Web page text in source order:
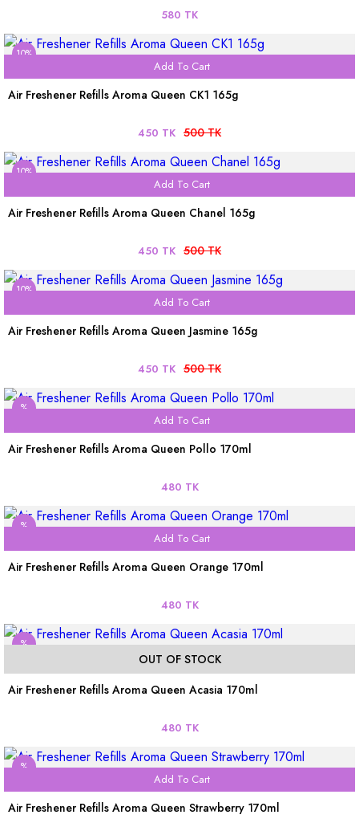
580 TK
10%
Add To Cart
Air Freshener Refills Aroma Queen CK1 165g
450 TK 500 TK
10%
Add To Cart
Air Freshener Refills Aroma Queen Chanel 165g
450 TK 500 TK
10%
Add To Cart
Air Freshener Refills Aroma Queen Jasmine 165g
450 TK 500 TK
%
Add To Cart
Air Freshener Refills Aroma Queen Pollo 170ml
480 TK
%
Add To Cart
Air Freshener Refills Aroma Queen Orange 170ml
480 TK
%
OUT OF STOCK
Air Freshener Refills Aroma Queen Acasia 170ml
480 TK
%
Add To Cart
Air Freshener Refills Aroma Queen Strawberry 170ml